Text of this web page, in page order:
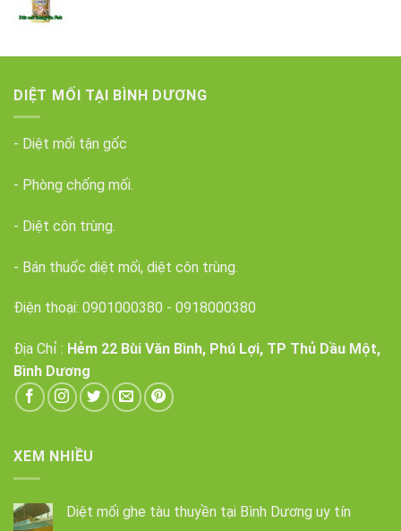
DIỆT MỐI TẠI BÌNH DƯƠNG
- Diệt mối tận gốc
- Phòng chống mối.
- Diệt côn trùng.
- Bán thuốc diệt mối, diệt côn trùng.
Điện thoại: 0901000380 - 0918000380
Địa Chỉ : Hẻm 22 Bùi Văn Bình, Phú Lợi, TP Thủ Dầu Một,
Bình Dương
XEM NHIỀU
Diệt mối ghe tàu thuyền tại Bình Dương uy tín